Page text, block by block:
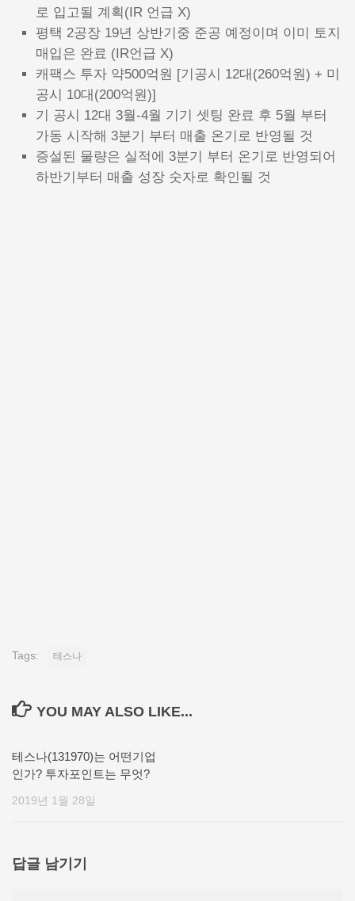
로 입고될 계획(IR 언급 X)
평택 2공장 19년 상반기중 준공 예정이며 이미 토지
매입은 완료 (IR언급 X)
캐팩스 투자 약500억원 [기공시 12대(260억원) + 미
공시 10대(200억원)]
기 공시 12대 3월-4월 기기 셋팅 완료 후 5월 부터
가동 시작해 3분기 부터 매출 온기로 반영될 것
증설된 물량은 실적에 3분기 부터 온기로 반영되어
하반기부터 매출 성장 숫자로 확인될 것
Tags: 테스나
YOU MAY ALSO LIKE...
테스나(131970)는 어떤기업
인가? 투자포인트는 무엇?
2019년 1월 28일
답글 남기기